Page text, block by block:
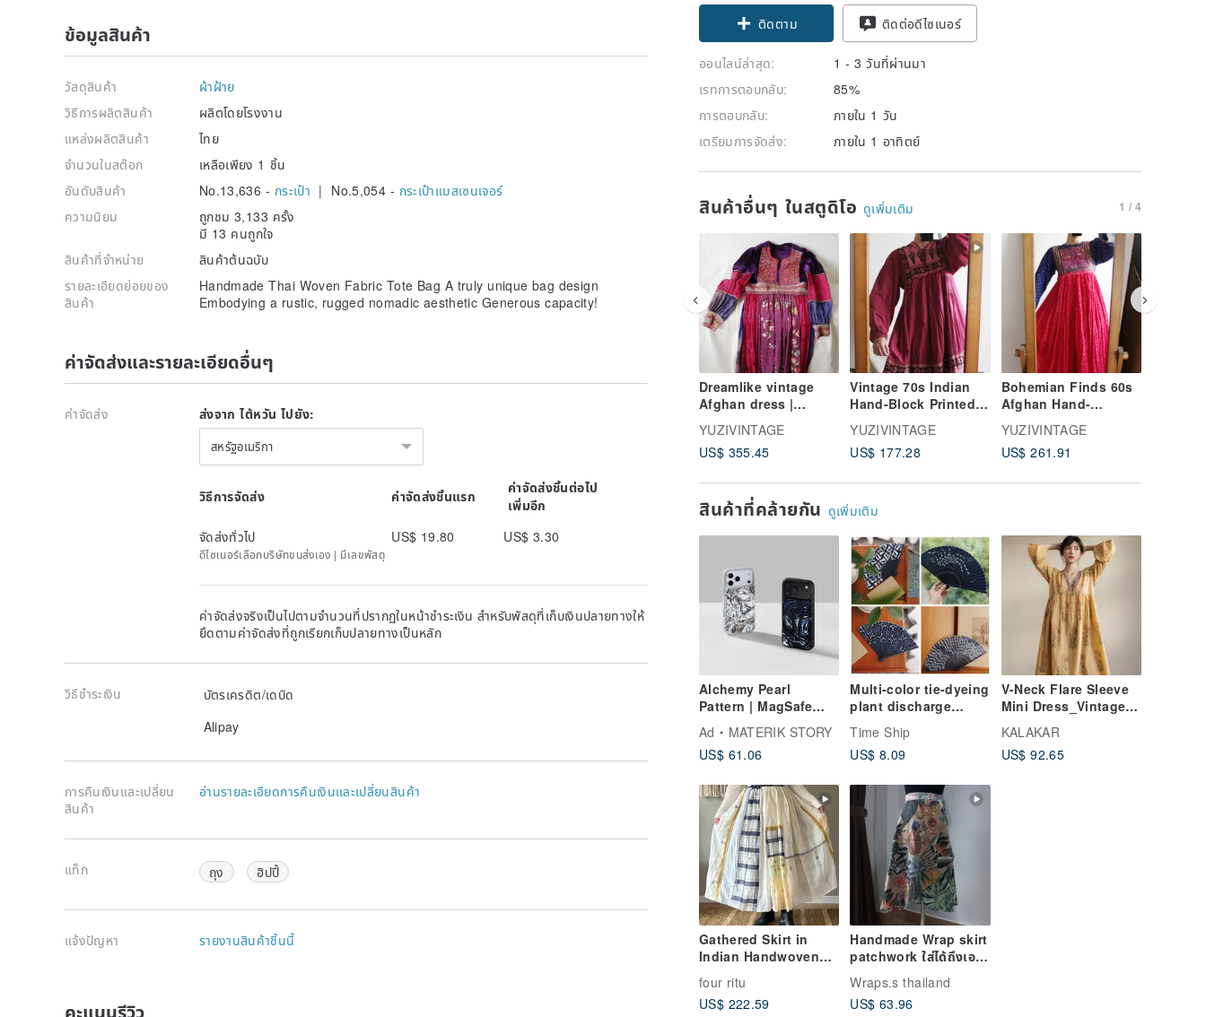
ติดตาม ติดต่อดีไซเนอร์
ออนไลน์ล่าสุด:
1 - 3 วันที่ผ่านมา
เรทการตอบกลับ:
85%
การตอบกลับ:
ภายใน 1 วัน
เตรียมการจัดส่ง:
ภายใน 1 อาทิตย์
สินค้าอื่นๆ ในสตูดิโอ ดูเพิ่มเติม 1 / 4
Dreamlike vintage
Afghan dress |
Exquisite Afghan
handmade
embroidered
YUZIVINTAGE
US$ 355.45
Vintage 70s Indian
Hand-Block Printed
Lantern Sleeve Dress
with Beautiful
Neckline
YUZIVINTAGE
US$ 177.28
Bohemian Finds 60s
Afghan Hand-
Embroidered Dress
YUZIVINTAGE
US$ 261.91
สินค้าที่คล้ายกัน ดูเพิ่มเติม
Alchemy Pearl
Pattern | MagSafe
Phone Case for
iPhone 17Pro,
17ProMax
Ad
MATERIK STORY
US$ 61.06
Multi-color tie-dyeing
plant discharge
dyeing indigo blue
indigo dyeing
handmade portable
Time Ship
US$ 8.09
V-Neck Flare Sleeve
Mini Dress_Vintage
Pink Floral
KALAKAR
US$ 92.65
Gathered Skirt in
Indian Handwoven
four ritu
US$ 222.59
Handmade Wrap skirt
patchwork ใส่ได้ถึงเอว
40 นิ้ว
Wraps.s thailand
US$ 63.96
ข้อมูลสินค้า
วัสดุสินค้า
ผ้าฝ้าย
วิธีการผลิตสินค้า
ผลิตโดยโรงงาน
แหล่งผลิตสินค้า
ไทย
จำนวนในสต๊อก
เหลือเพียง 1 ชิ้น
อันดับสินค้า
No.13,636 - กระเป๋า | No.5,054 - กระเป๋าแมสเซนเจอร์
ความนิยม
ถูกชม 3,133 ครั้ง
มี 13 คนถูกใจ
สินค้าที่จำหน่าย
สินค้าต้นฉบับ
รายละเอียดย่อยของ
สินค้า
Handmade Thai Woven Fabric Tote Bag A truly unique bag design
Embodying a rustic, rugged nomadic aesthetic Generous capacity!
ค่าจัดส่งและรายละเอียดอื่นๆ
ค่าจัดส่ง ส่งจาก ไต้หวัน ไปยัง:
สหรัฐอเมริกา
วิธีการจัดส่ง ค่าจัดส่งชิ้นแรก
ค่าจัดส่งชิ้นต่อไป
เพิ่มอีก
จัดส่งทั่วไป
US$ 19.80 US$ 3.30
ดีไซเนอร์เลือกบริษัทขนส่งเอง | มีเลขพัสดุ
ค่าจัดส่งจริงเป็นไปตามจำนวนที่ปรากฏในหน้าชำระเงิน สำหรับพัสดุที่เก็บเงินปลายทางให้
ยึดตามค่าจัดส่งที่ถูกเรียกเก็บปลายทางเป็นหลัก
วิธีชำระเงิน
บัตรเครดิต/เดบิด
Alipay
การคืนเงินและเปลี่ยน
สินค้า
อ่านรายละเอียดการคืนเงินและเปลี่ยนสินค้า
แท็ก ถุง ฮิปปี้
แจ้งปัญหา รายงานสินค้าชิ้นนี้
คะแนนรีวิว